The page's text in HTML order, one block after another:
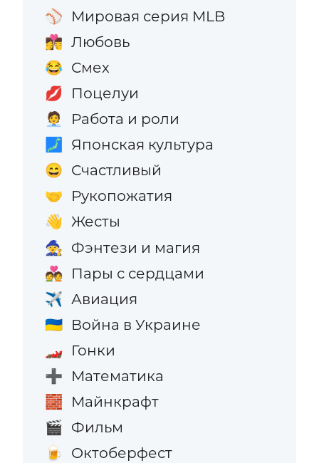
⚾ Мировая серия MLB
👩‍❤️‍💋‍👨 Любовь
😂 Смех
💋 Поцелуи
🧑‍💼 Работа и роли
🗾 Японская культура
😄 Счастливый
🤝 Рукопожатия
👋 Жесты
🧙 Фэнтези и магия
💑 Пары с сердцами
✈️ Авиация
🇺🇦 Война в Украине
🏎️ Гонки
➕ Математика
🧱 Майнкрафт
🎬 Фильм
🍺 Октоберфест